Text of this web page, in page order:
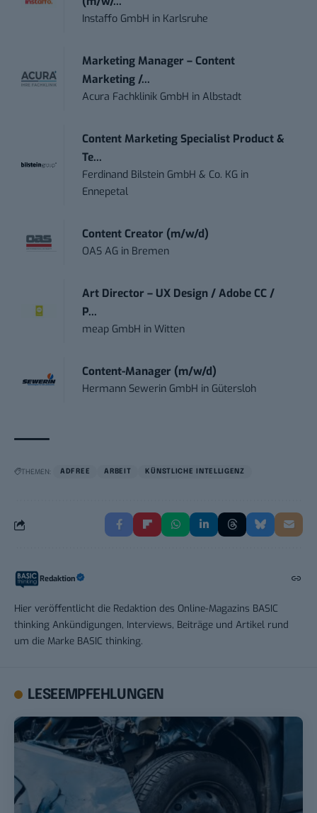
Instaffo GmbH in Karlsruhe
Marketing Manager – Content
Marketing /...
Acura Fachklinik GmbH inAlbstadt
Content Marketing Specialist Product &
Te...
Ferdinand Bilstein GmbH & Co. KG in
Ennepetal
Content Creator (m/w/d)
OAS AG in Bremen
Art Director – UX Design / Adobe CC /
P...
meap GmbH inWitten
Content-Manager (m/w/d)
Hermann Sewerin GmbH in Gütersloh
THEMEN: ADFREE ARBEIT KÜNSTLICHE INTELLIGENZ
Redaktion
Hier veröffentlicht die Redaktion des Online-Magazins BASIC
thinking Ankündigungen, Interviews, Beiträge und Artikel rund
um die Marke BASIC thinking.
LESEEMPFEHLUNGEN